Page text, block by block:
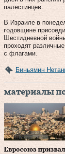
палестинцев.
В Израиле в
годовщине
Шестидневной
проходят
с флагами.
Биньямин
материалы
Евросоюз призвал